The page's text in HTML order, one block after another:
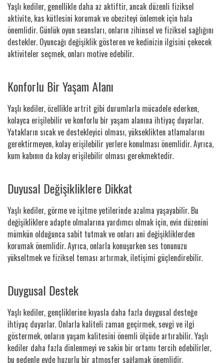
Yaşlı kediler, genellikle daha az aktiftir, ancak düzenli fiziksel
aktivite, kas kütlesini korumak ve obeziteyi önlemek için hala
önemlidir. Günlük oyun seansları, onların zihinsel ve fiziksel sağlığını
destekler. Oyuncağı değişiklik gösteren ve kedinizin ilgisini çekecek
aktiviteler seçmek, onları motive edebilir.
Konforlu Bir Yaşam Alanı
Yaşlı kediler, özellikle artrit gibi durumlarla mücadele ederken,
kolayca erişilebilir ve konforlu bir yaşam alanına ihtiyaç duyarlar.
Yatakların sıcak ve destekleyici olması, yükseklikten atlamalarını
gerektirmeyen, kolay erişilebilir yerlere konulması önemlidir. Ayrıca,
kum kabının da kolay erişilebilir olması gerekmektedir.
Duyusal Değişikliklere Dikkat
Yaşlı kediler, görme ve işitme yetilerinde azalma yaşayabilir. Bu
değişikliklere adapte olmalarına yardımcı olmak için, evin düzenini
mümkün olduğunca sabit tutmak ve onları ani değişikliklerden
korumak önemlidir. Ayrıca, onlarla konuşurken ses tonunuzu
yükseltmek ve fiziksel teması artırmak, iletişimi güçlendirebilir.
Duygusal Destek
Yaşlı kediler, gençliklerine kıyasla daha fazla duygusal desteğe
ihtiyaç duyarlar. Onlarla kaliteli zaman geçirmek, sevgi ve ilgi
göstermek, onların yaşam kalitesini önemli ölçüde artırabilir. Yaşlı
kediler daha fazla dinlenmeyi ve sakin bir ortamı tercih edebilirler,
bu nedenle evde huzurlu bir atmosfer sağlamak önemlidir.